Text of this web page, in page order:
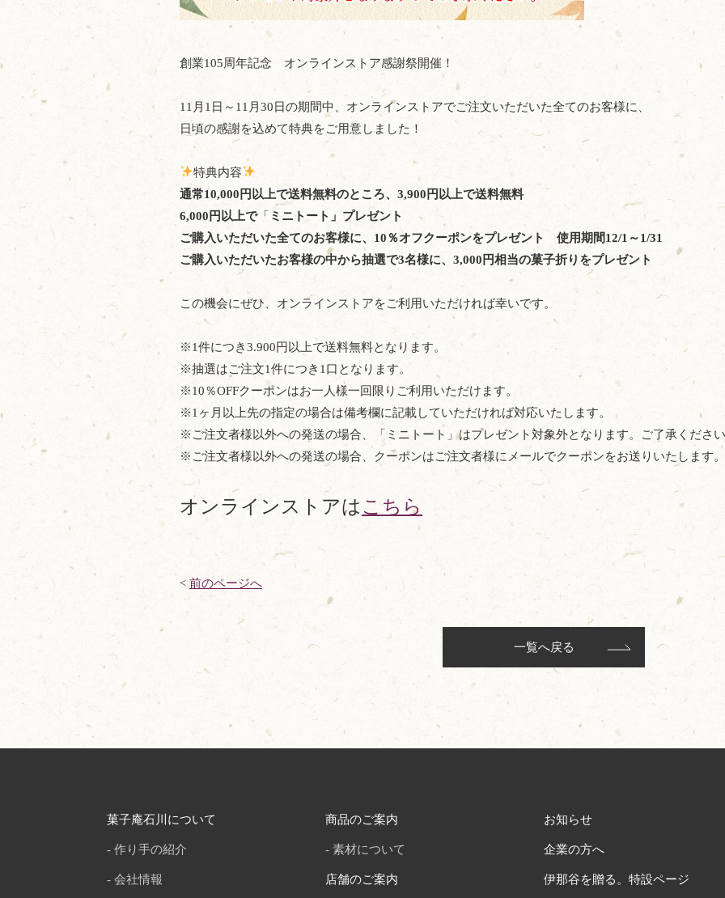
創業105周年記念 オンラインストア感謝祭開催！
11月1日～11月30日の期間中、オンラインストアでご注文いただいた全てのお客様に、
日頃の感謝を込めて特典をご用意しました！
特典内容
通常10,000円以上で送料無料のところ、3,900円以上で送料無料
6,000円以上で「 ミニトート」プレゼント
ご購入いただいた全てのお客様に、10％オフクーポンをプレゼント 使用期間12/1～1/31
ご購入いただいたお客様の中から抽選で3名様に、3,000円相当の菓子折りをプレゼント
この機会にぜひ、オンラインストアをご利用いただければ幸いです。
※1件につき3.900円以上で送料無料となります。
※抽選はご注文1件につき1口となります。
※10％OFFクーポンはお一人様一回限りご利用いただけます。
※1ヶ月以上先の指定の場合は備考欄に記載していただければ対応いたします。
※ご注文者様以外への発送の場合、「ミニトート」はプレゼント対象外となります。ご了承くださ
※ご注文者様以外への発送の場合、クーポンはご注文者様にメールでクーポンをお送りいたします。
オンラインストアは こちら
<前のページへ
一覧へ戻る
菓子庵石川について
作り手の紹介
会社情報
商品のご案内
素材について
店舗のご案内
お知らせ
企業の方へ
伊那谷を贈る。特設ページ